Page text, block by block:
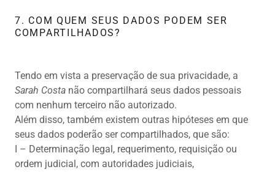
7. COM QUEM SEUS DADOS PODEM SER
COMPARTILHADOS?
Tendo em vista a preservação de sua privacidade, a
Sarah Costa não compartilhará seus dados pessoais
com nenhum terceiro não autorizado.
Além disso, também existem outras hipóteses em que
seus dados poderão ser compartilhados, que são:
I – Determinação legal, requerimento, requisição ou
ordem judicial, com autoridades judiciais,